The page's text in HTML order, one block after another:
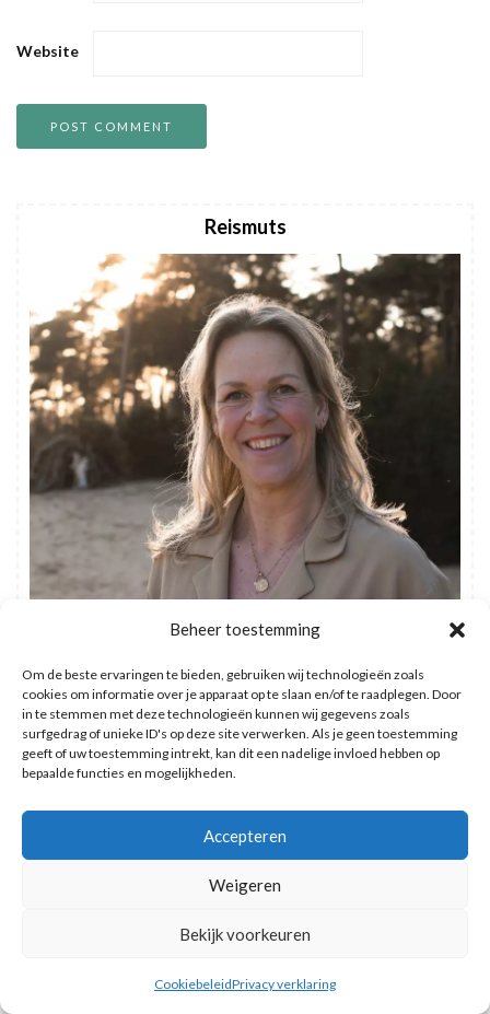
Beheer toestemming
Om de beste ervaringen te bieden, gebruiken wij technologieën zoals
cookies om informatie over je apparaat op te slaan en/of te raadplegen. Door
in te stemmen met deze technologieën kunnen wij gegevens zoals
surfgedrag of unieke ID's op deze site verwerken. Als je geen toestemming
geeft of uw toestemming intrekt, kan dit een nadelige invloed hebben op
bepaalde functies en mogelijkheden.
Accepteren
Weigeren
Bekijk voorkeuren
CookiebeleidPrivacy verklaring
Website
Reismuts
Hoi! Ik ben Lizette. Reizen is mijn grote passie. met mijn gezin
zo vaak als kan en het liefst naar de meest bijzondere plekken.
Op Reismuts vind je inspiratie en tips voor jouw reizen.
Wat zoek je?